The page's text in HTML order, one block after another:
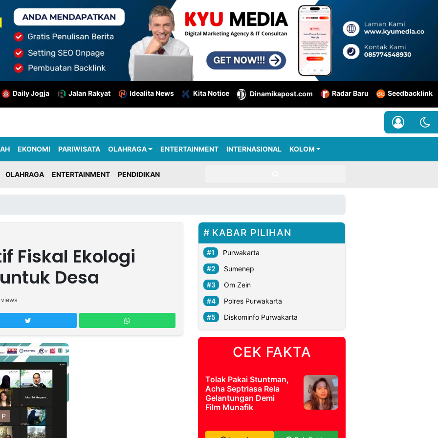
Daily Jogja Jalan Rakyat Idealita News Kita Notice Dinamikapost.com Radar Baru Seedbacklink
EKONOMI PARIWISATA OLAHRAGA ENTERTAINMENT INTERNASIONAL KOLOM
OLAHRAGA ENTERTAINMENT PENDIDIKAN
Fiskal Ekologi
Desa
views
KABAR PILIHAN
Purwakarta
Sumenep
Om Zein
Polres Purwakarta
Diskominfo Purwakarta
CEK FAKTA
Tolak Pakai Stuntman,
Acha Septriasa Rela
Gelantungan Demi
Film Munafik